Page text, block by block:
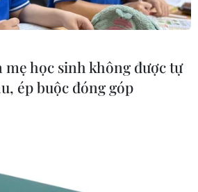
mẹ học sinh không được tự
ép buộc đóng góp